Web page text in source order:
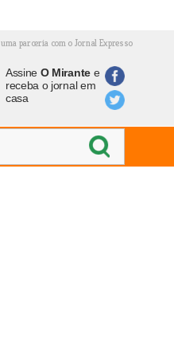
uma parceria com o Jornal Expresso
Assine O Mirantee
receba o jornal em
casa